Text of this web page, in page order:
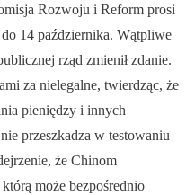
Rozwoju i Reform prosi
14 października. Wątpliwe
rząd zmienił zdanie.
za nielegalne, twierdząc, że
pieniędzy i innych
przeszkadza w testowaniu
że Chinom
może bezpośrednio